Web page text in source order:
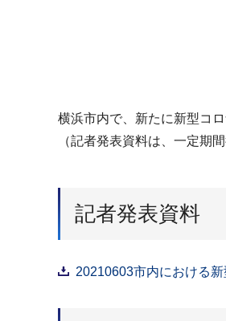
横浜市内で、新たに新型コ
（記者発表資料は、一定期
記者発表資料
20210603市内における